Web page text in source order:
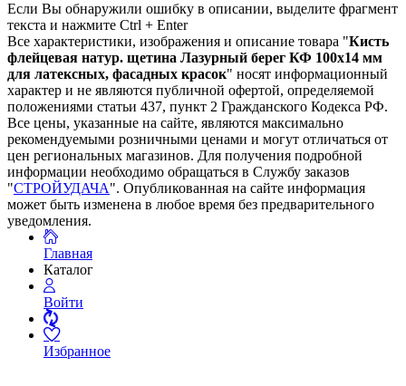
Если Вы обнаружили ошибку в описании, выделите фрагмент
текста и нажмите Ctrl + Enter
Все характеристики, изображения и описание товара "Кисть
флейцевая натур. щетина Лазурный берег КФ 100х14 мм
для латексных, фасадных красок" носят информационный
характер и не являются публичной офертой, определяемой
положениями статьи 437, пункт 2 Гражданского Кодекса РФ.
Все цены, указанные на сайте, являются максимально
рекомендуемыми розничными ценами и могут отличаться от
цен региональных магазинов. Для получения подробной
информации необходимо обращаться в Службу заказов
"СТРОЙУДАЧА". Опубликованная на сайте информация
может быть изменена в любое время без предварительного
уведомления.
Главная
Каталог
Войти
Избранное